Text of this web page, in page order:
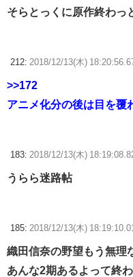
そらとっくに原作終わっ
212: 2018/12/13(木)
>>172
アニメ化分の後は目を覆
183: 2018/12/13(木)
うらら迷路帖
185: 2018/12/13(木)
織田信奈の野望もう無理
あんな2期あるよって終